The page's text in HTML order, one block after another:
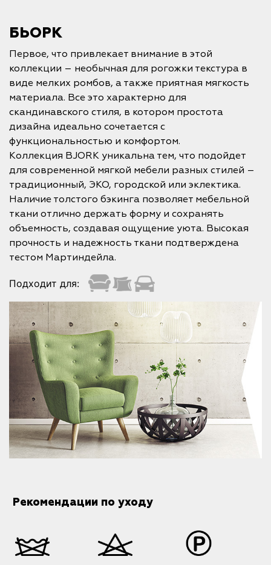
БЬОРК
Первое, что привлекает внимание в этой
коллекции – необычная для рогожки текстура в
виде мелких ромбов, а также приятная мягкость
материала. Все это характерно для
скандинавского стиля, в котором простота
дизайна идеально сочетается с
функциональностью и комфортом.
Коллекция BJORK уникальна тем, что подойдет
для современной мягкой мебели разных стилей –
традиционный, ЭКО, городской или эклектика.
Наличие толстого бэкинга позволяет мебельной
ткани отлично держать форму и сохранять
объемность, создавая ощущение уюта. Высокая
прочность и надежность ткани подтверждена
тестом Мартиндейла.
Подходит для:
Рекомендации по уходу